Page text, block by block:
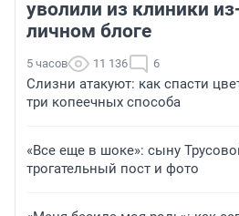
уволили из клиники
личном блоге
5 часов 11 136 6
Слизни атакуют: как спасти
три копеечных способа
«Все еще в шоке»: сыну
трогательный пост и фото